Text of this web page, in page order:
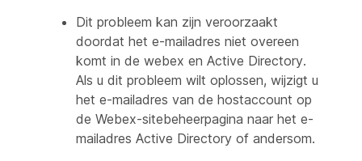
Dit probleem kan zijn veroorzaakt
doordat het e-mailadres niet overeen
komt in de webex en Active Directory.
Als u dit probleem wilt oplossen, wijzigt u
het e-mailadres van de hostaccount op
de Webex-sitebeheerpagina naar het e-
mailadres Active Directory of andersom.